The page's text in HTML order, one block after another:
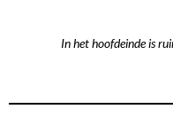
In het hoofdeinde is